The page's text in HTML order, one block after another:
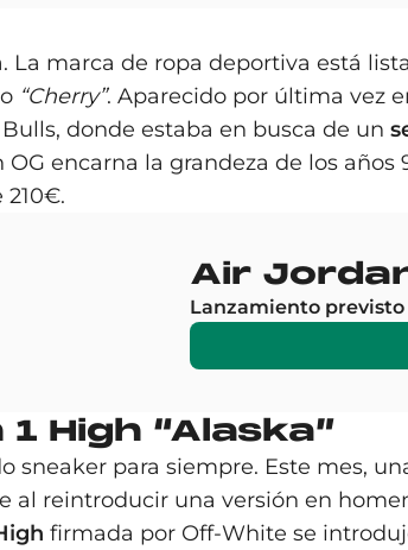
marca de ropa deportiva está
“Cherry”. Aparecido por última vez
donde estaba en busca de un
encarna la grandeza de los
210€.
Air
Lanzamiento previsto
High “Alaska”
para siempre. Este mes,
al reintroducir una versión en
firmada por Off-White se